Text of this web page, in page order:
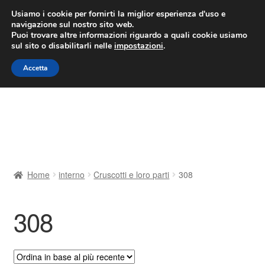
CONSEGNA da 7 EUR
Lun-Ven 9:00 - 16:00/800 580 290
Vai
alla
navigazione
Vai
al
contenuto
Contatto
Il mio account
Home interno Cruscotti e loro parti 308
308
Usiamo i cookie per fornirti la miglior esperienza d'uso e
navigazione sul nostro sito web.
Puoi trovare altre informazioni riguardo a quali cookie usiamo
sul sito o disabilitarli nelle impostazioni.
Accetta